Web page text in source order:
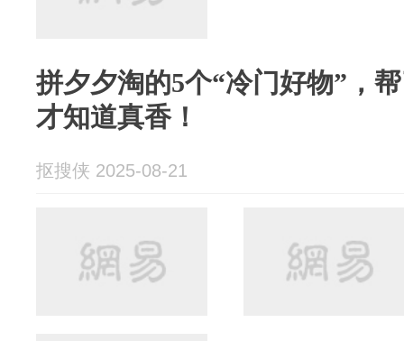
拼夕夕淘的5个“冷门好物”，
才知道真香！
抠搜侠 2025-08-21